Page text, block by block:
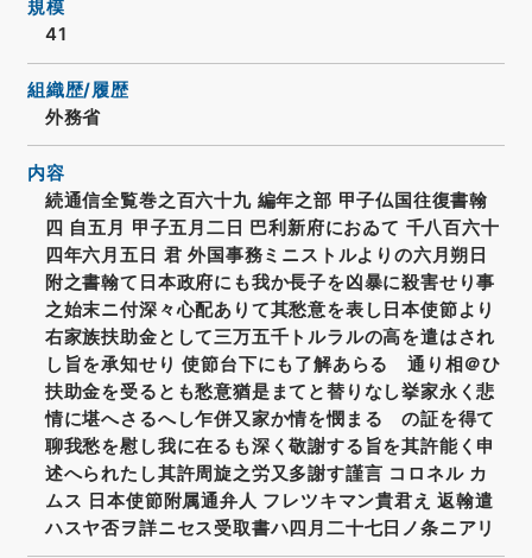
規模
41
組織歴/履歴
外務省
内容
続通信全覧巻之百六十九 編年之部 甲子仏国往復書翰
四 自五月 甲子五月二日 巴利新府におゐて 千八百六十
四年六月五日 君 外国事務ミニストルよりの六月朔日
附之書翰て日本政府にも我か長子を凶暴に殺害せり事
之始末ニ付深々心配ありて其愁意を表し日本使節より
右家族扶助金として三万五千トルラルの高を遣はされ
し旨を承知せり 使節台下にも了解あらるゝ通り相＠ひ
扶助金を受るとも愁意猶是まてと替りなし挙家永く悲
情に堪へさるへし乍併又家か情を憫まるゝの証を得て
聊我愁を慰し我に在るも深く敬謝する旨を其許能く申
述へられたし其許周旋之労又多謝す謹言 コロネル カ
ムス 日本使節附属通弁人 フレツキマン貴君え 返翰遣
ハスヤ否ヲ詳ニセス受取書ハ四月二十七日ノ条ニアリ